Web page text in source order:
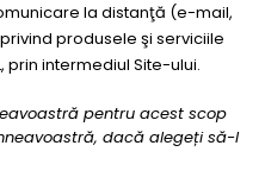
la distanţă (e-mail,
produsele şi serviciile
prin intermediul Site-ului.
pentru acest scop
dacă alegeți să-l